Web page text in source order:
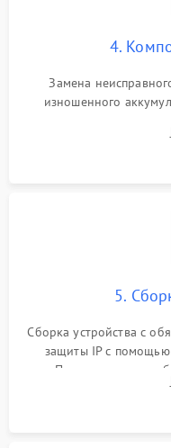
4.
Замена
изношенного
контроллеров на
разъемов и кнопок,
5.
Сборка устройства с
защиты IP с помощью
Программная
абсолютно черному